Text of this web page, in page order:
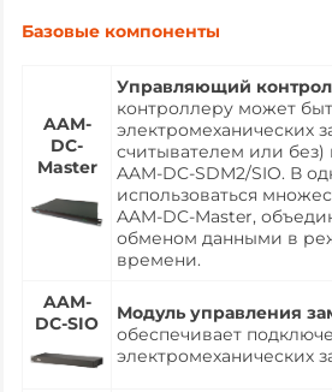
Базовые компоненты
AAM-
DC-
Master
Управляющий
контроллеру может
электромеханических
считывателем или
AAM-DC-SDM2/SIO. В
использоваться
AAM-DC-Master,
обменом данными в
времени.
AAM-
DC-SIO
Модуль управления
обеспечивает
электромеханических